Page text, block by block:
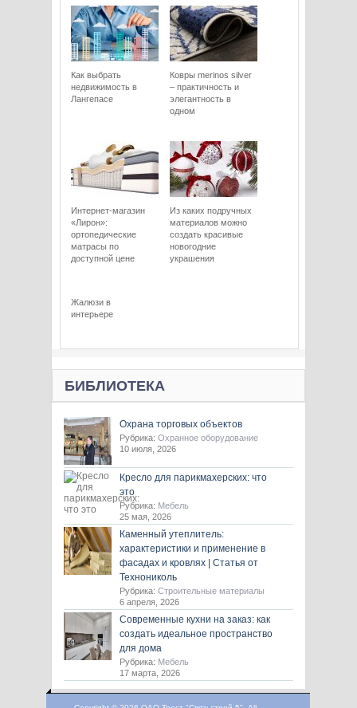
Как выбрать
недвижимость в
Лангепасе
Ковры merinos silver
– практичность и
элегантность в
одном
Интернет-магазин
«Лирон»:
ортопедические
матрасы по
доступной цене
Из каких подручных
материалов можно
создать красивые
новогодние
украшения
Жалюзи в
интерьере
БИБЛИОТЕКА
Охрана торговых объектов
Рубрика: Охранное оборудование
10 июля, 2026
Кресло для парикмахерских: что
это
Рубрика: Мебель
25 мая, 2026
Каменный утеплитель:
характеристики и применение в
фасадах и кровлях | Статья от
Технониколь
Рубрика: Строительные материалы
6 апреля, 2026
Современные кухни на заказ: как
создать идеальное пространство
для дома
Рубрика: Мебель
17 марта, 2026